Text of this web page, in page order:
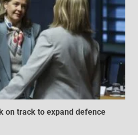
on track to expand defence